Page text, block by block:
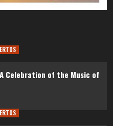
A Celebration of the Music of